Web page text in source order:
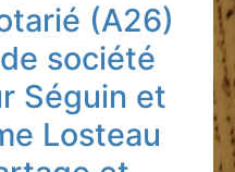
(A26)
société
Séguin et
Losteau